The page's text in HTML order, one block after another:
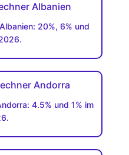
Albanien
20%, 6% und
Andorra
4.5% und 1% im